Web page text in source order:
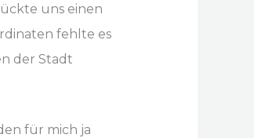
uns einen
fehlte es
der Stadt
für mich ja